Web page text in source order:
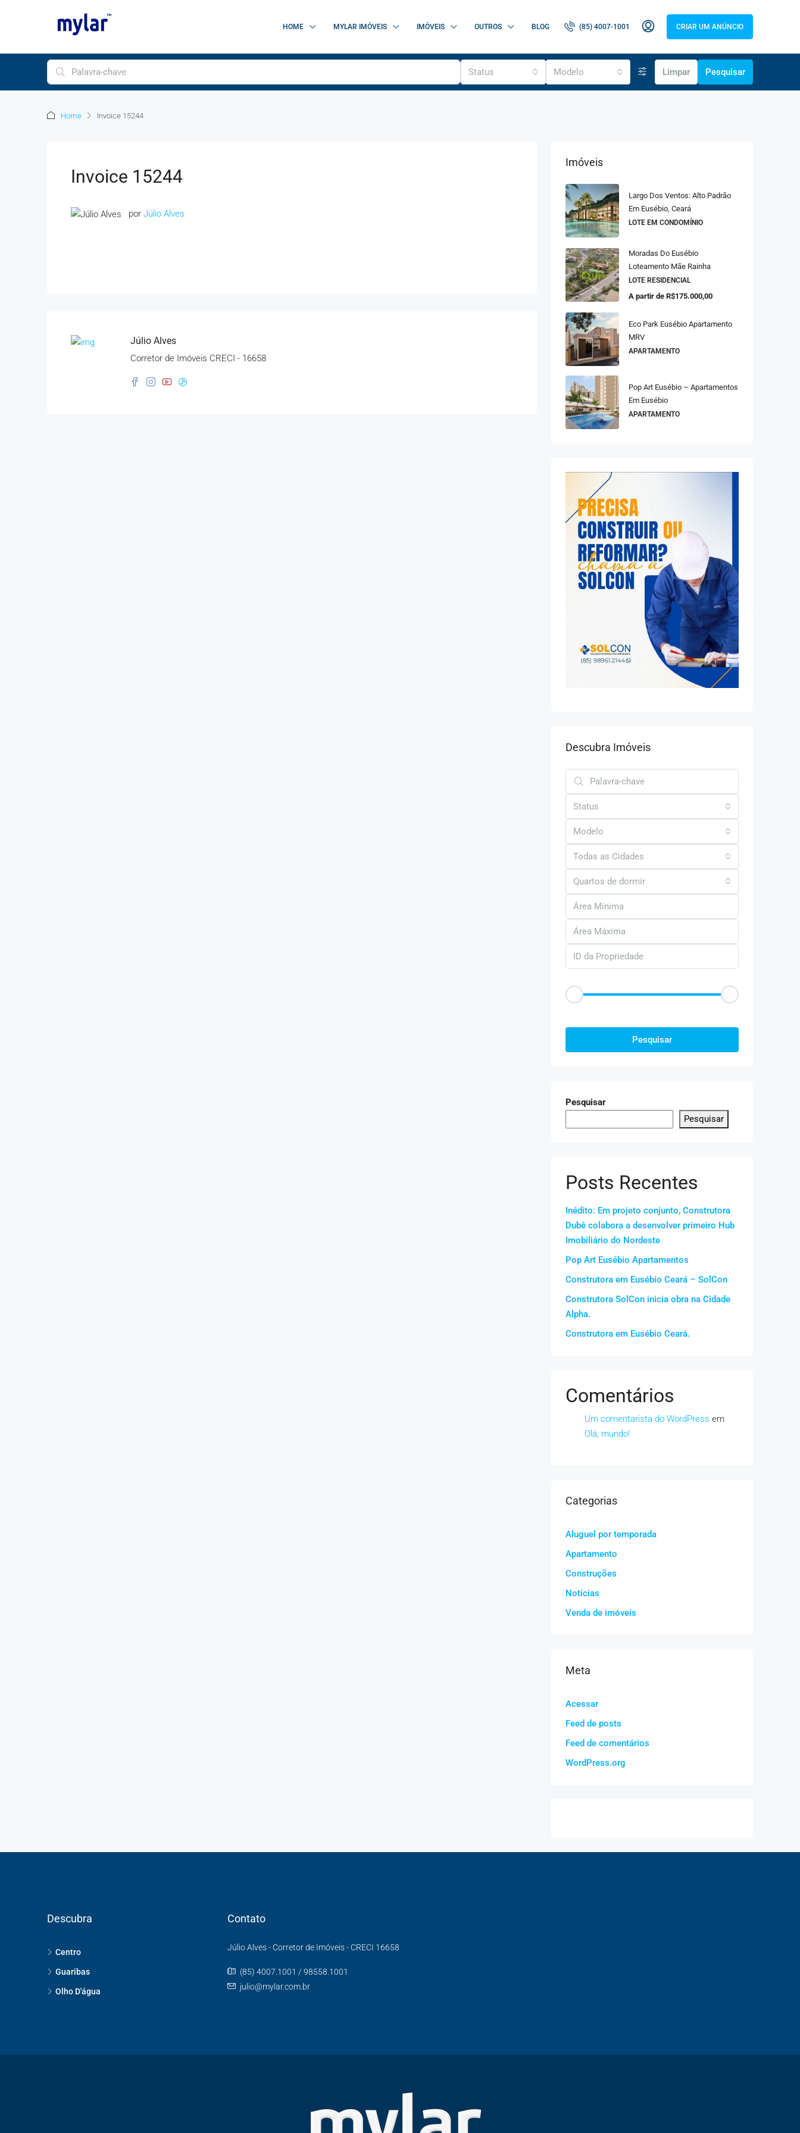
HOME MYLAR IMÓVEIS IMÓVEIS OUTROS BLOG (85) 4007-1001 CRIAR UM ANÚNCIO
Status Modelo Limpar Pesquisar
Home Invoice 15244
Invoice 15244
por Júlio Alves
Júlio Alves
Corretor de Imóveis CRECI - 16658
Imóveis
Largo Dos Ventos: Alto Padrão
Em Eusébio, Ceará
LOTE EM CONDOMÍNIO
Moradas Do Eusébio
Loteamento Mãe Rainha
LOTE RESIDENCIAL
A partir de R$175.000,00
Eco Park Eusébio Apartamento
MRV
APARTAMENTO
Pop Art Eusébio – Apartamentos
Em Eusébio
APARTAMENTO
Descubra Imóveis
Status
Modelo
Todas as Cidades
Quartos de dormir
Pesquisar
Pesquisar
Pesquisar
Posts Recentes
Inédito: Em projeto conjunto, Construtora
Dubê colabora a desenvolver primeiro Hub
Imobiliário do Nordeste
Pop Art Eusébio Apartamentos
Construtora em Eusébio Ceará – SolCon
Construtora SolCon inicia obra na Cidade
Alpha.
Construtora em Eusébio Ceará.
Comentários
Um comentarista do WordPress em
Olá, mundo!
Categorias
Aluguel por temporada
Apartamento
Construções
Notícias
Venda de imóveis
Meta
Acessar
Feed de posts
Feed de comentários
WordPress.org
Descubra
Centro
Guaribas
Olho D'água
Contato
Júlio Alves - Corretor de Imóveis - CRECI 16658
(85) 4007.1001 / 98558.1001
julio@mylar.com.br